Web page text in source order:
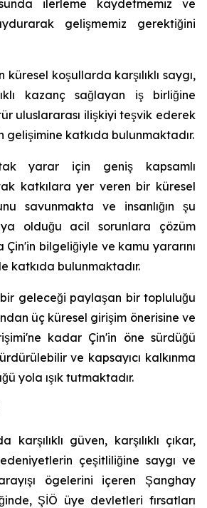
ilerleme kaydetmemiz ve
gelişmemiz gerektiğini
küresel koşullarda karşılıklı saygı,
kazanç sağlayan iş birliğine
uluslararası ilişkiyi teşvik ederek
gelişimine katkıda bulunmaktadır.
yarar için geniş kapsamlı
katkılara yer veren bir küresel
savunmakta ve insanlığın şu
olduğu acil sorunlara çözüm
Çin'in bilgeliğiyle ve kamu yararını
katkıda bulunmaktadır.
geleceği paylaşan bir topluluğu
üç küresel girişim önerisine ve
kadar Çin'in öne sürdüğü
ve kapsayıcı kalkınma
yola ışık tutmaktadır.
karşılıklı güven, karşılıklı çıkar,
çeşitliliğine saygı ve
ögelerini içeren Şanghay
ŞİÖ üye devletleri fırsatları